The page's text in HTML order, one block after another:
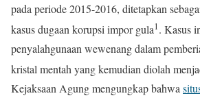
pada periode 2015-2016, ditetapkan
kasus dugaan korupsi impor gula1. Kasus
penyalahgunaan wewenang dalam
kristal mentah yang kemudian diolah
Kejaksaan Agung mengungkap bahwa